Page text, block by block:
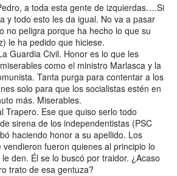
a toda esta gente de izquierdas….Si
y todo esto les da igual. No va a pasar
no peligra porque ha hecho lo que su
le ha pedido que hiciese.
Guardia Civil. Honor es lo que les
como el ministro Marlasca y la
Tanta purga para contentar a los
solo para que los socialistas estén en
más. Miserables.
Trapero. Ese que quiso serlo todo
sirena de los independentistas (PSC
haciendo honor a su apellido. Los
fueron quienes al principio lo
den. Él se lo buscó por traidor. ¿Acaso
trato de esa gentuza?